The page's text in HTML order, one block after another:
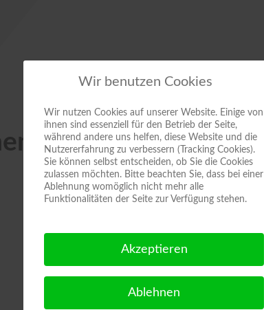
Wir benutzen Cookies
Wir nutzen Cookies auf unserer Website. Einige von
ihnen sind essenziell für den Betrieb der Seite,
während andere uns helfen, diese Website und die
Nutzererfahrung zu verbessern (Tracking Cookies).
Sie können selbst entscheiden, ob Sie die Cookies
zulassen möchten. Bitte beachten Sie, dass bei einer
Ablehnung womöglich nicht mehr alle
Funktionalitäten der Seite zur Verfügung stehen.
Akzeptieren
Ablehnen